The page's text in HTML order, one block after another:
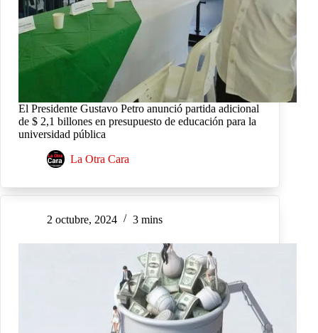
El Presidente Gustavo Petro anunció partida adicional
de $ 2,1 billones en presupuesto de educación para la
universidad pública
La Otra Cara
2 octubre, 2024 3 mins